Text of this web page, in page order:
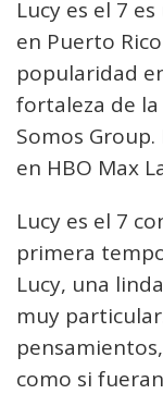
Lucy es el 7
en Puerto
popularidad
fortaleza de
Somos
en HBO Max
Lucy es el 7
primera
Lucy, una
muy
como si